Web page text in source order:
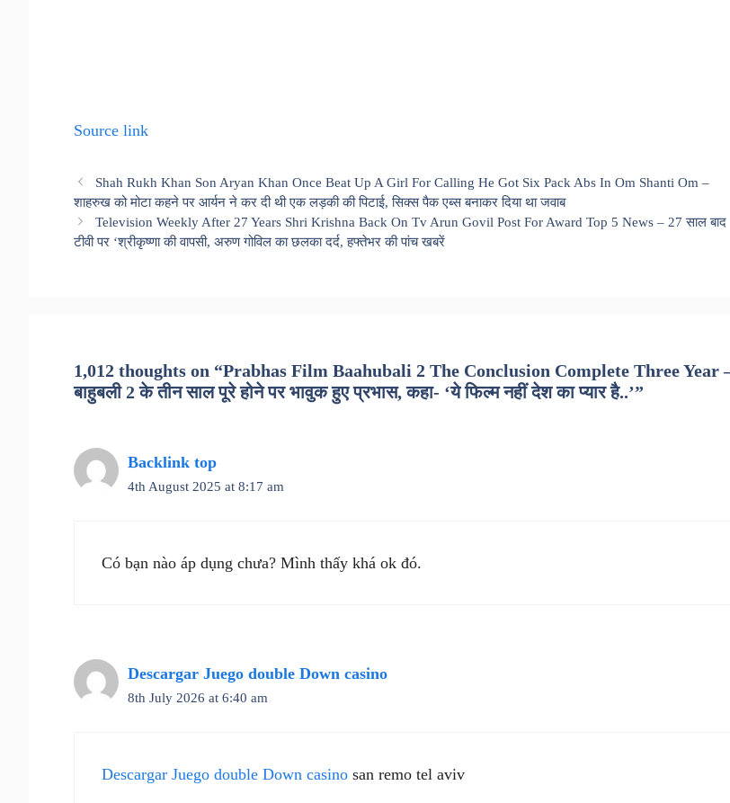
Source link
Shah Rukh Khan Son Aryan Khan Once Beat Up A Girl For Calling He Got Six Pack Abs In Om Shanti Om –
शाहरुख को मोटा कहने पर आर्यन ने कर दी थी एक लड़की की पिटाई, सिक्स पैक एब्स बनाकर दिया था जवाब
Television Weekly After 27 Years Shri Krishna Back On Tv Arun Govil Post For Award Top 5 News – 27 साल बाद
टीवी पर ‘श्रीकृष्णा की वापसी, अरुण गोविल का छलका दर्द, हफ्तेभर की पांच खबरें
1,012 thoughts on “Prabhas Film Baahubali 2 The Conclusion Complete Three Year
बाहुबली 2 के तीन साल पूरे होने पर भावुक हुए प्रभास, कहा- ‘ये फिल्म नहीं देश का प्यार है..’”
Backlink top
4th August 2025 at 8:17 am
Có bạn nào áp dụng chưa? Mình thấy khá ok đó.
Descargar Juego double Down casino
8th July 2026 at 6:40 am
Descargar Juego double Down casino san remo tel aviv